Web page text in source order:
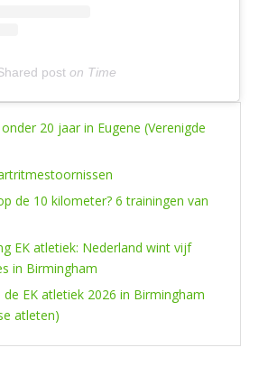
post on Time
20 jaar in Eugene (Verenigde
de 10 kilometer? 6 trainingen van
EK atletiek: Nederland wint vijf
in Birmingham
EK atletiek 2026 in Birmingham
atleten)